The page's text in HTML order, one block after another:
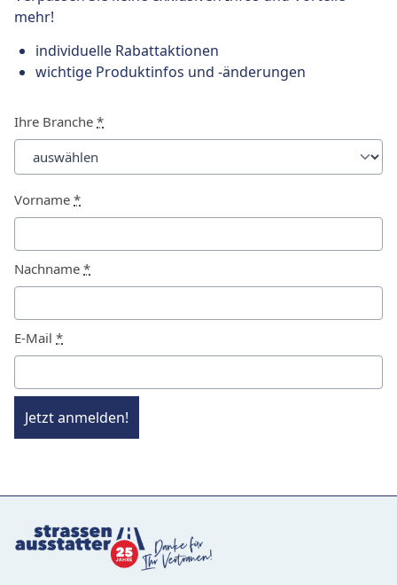
mehr!
individuelle Rabattaktionen
wichtige Produktinfos und -änderungen
Ihre Branche *
Vorname *
Nachname *
E-Mail *
Jetzt anmelden!